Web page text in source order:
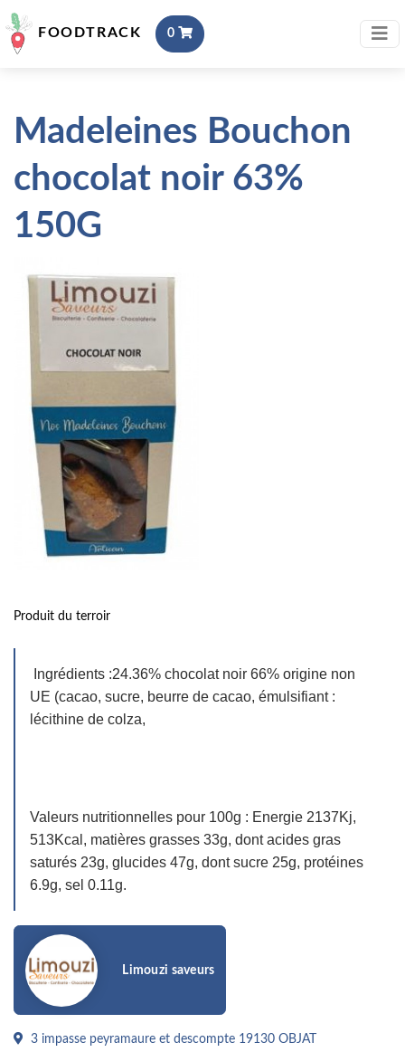
FOODTRACK 0
Madeleines Bouchon
chocolat noir 63%
150G
Produit du terroir
Ingrédients :24.36% chocolat noir 66% origine non
UE (cacao, sucre, beurre de cacao, émulsifiant :
lécithine de colza,
Valeurs nutritionnelles pour 100g : Energie 2137Kj,
513Kcal, matières grasses 33g, dont acides gras
saturés 23g, glucides 47g, dont sucre 25g, protéines
6.9g, sel 0.11g.
Limouzi saveurs
3 impasse peyramaure et descompte 19130 OBJAT